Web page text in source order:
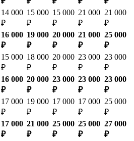
14 000
₽
15 000
₽
15 000
₽
21 000
₽
21 000
₽
16 000
₽
19 000
₽
20 000
₽
21 000
₽
25 000
₽
15 000
₽
18 000
₽
20 000
₽
23 000
₽
23 000
₽
16 000
₽
20 000
₽
23 000
₽
23 000
₽
23 000
₽
17 000
₽
19 000
₽
17 000
₽
17 000
₽
25 000
₽
17 000
₽
21 000
₽
25 000
₽
25 000
₽
27 000
₽